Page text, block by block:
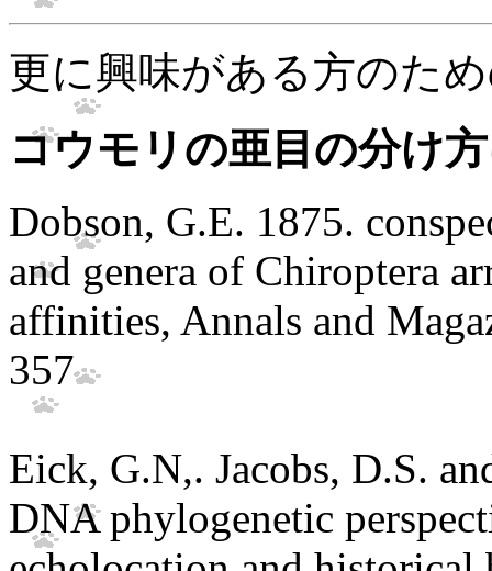
更に興味がある方のた
コウモリの亜目の分け
Dobson, G.E. 1875.
and genera of Chiroptera
affinities, Annals and
357
Eick, G.N,. Jacobs, D.S.
DNA phylogenetic